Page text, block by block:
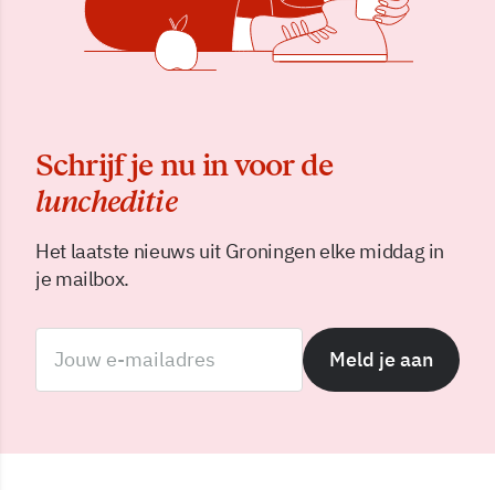
Schrijf je nu in voor de
luncheditie
Het laatste nieuws uit Groningen elke middag in
je mailbox.
Meld je aan